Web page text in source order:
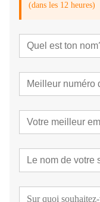
(dans les 12 heures)